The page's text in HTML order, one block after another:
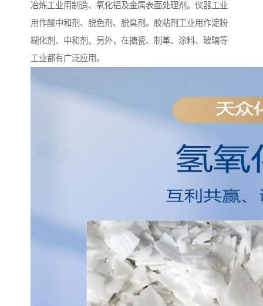
冶炼工业用制造、氧化铝及金属表面处理剂。仪器工业
用作酸中和剂、脱色剂、脱臭剂。胶粘剂工业用作淀粉
糊化剂、中和剂。另外，在搪瓷、制革、涂料、玻璃等
工业都有广泛应用。